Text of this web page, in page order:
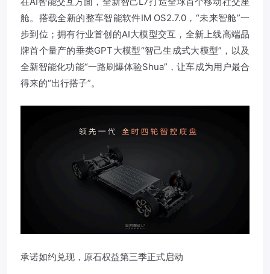
舱。搭载全新的整车智能软件IM OS2.7.0，“未来智舱”一
步到位；拥有行业首创的AI大模型交互，全新上线高端品
牌首个量产的垂类GPT大模型“智己生成式大模型”，以及
全新智能化功能“一路刷爆体验Shua”，让车成为用户最合
得来的“出行搭子”。
承诺如约兑现，原石权益第三季正式启动